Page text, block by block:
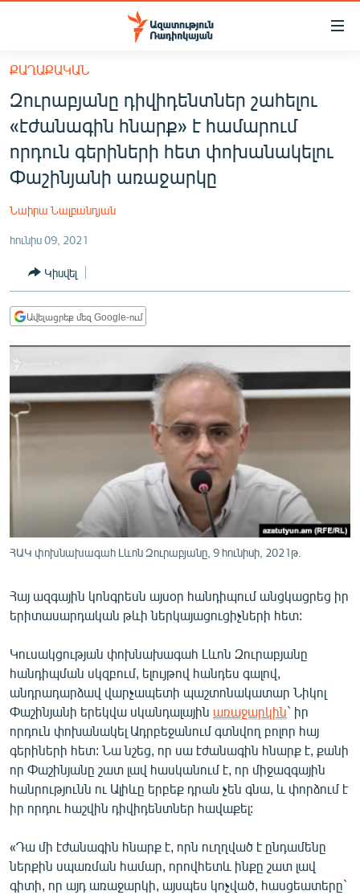
Մատչելիության
հիմնական
բովանդակությանը
Անցնել
հիմնական
մենյուին
Որոնում
ՀԱՅԱՍՏԱՆ
ՔԱՂԱՔԱԿԱՆ
ԸՆՏՐՈՒԹՅՈՒՆՆԵՐ 2026
ՊԱՏԵՐԱԶՄԻ 6 ՇԱԲԱԹՆԵՐԸ
ՏԱՐԱԾԱՇՐՋԱՆ
ՄԻՋԱԶԳԱՅԻՆ
ՄՇԱԿՈՒՅԹ
ՍՊՈՐՏ
ՏՏ ԵՒ ԻՆՏԵՐՆԵՏ
ԿՈՐՈՆԱՎԻՐՈՒՍ
ԱՐԽԻՎ
ԲԱՆԱՎԵՃ
ՓՈԴՔԱՍԹ
Հայերեն
English
Русский
ՀԵՏԵՎԵՔ ՄԵԶ
ՔԱՂԱՔԱԿԱՆ
Զուրաբյանը դիվիդենտներ շահելու
«էժանագին հնարք» է համարում
որդուն գերիների հետ փոխանակելու
Փաշինյանի առաջարկը
Նաիրա Նալբանդյան
հունիս 09, 2021
Կիսվել
Ավելացրեք մեզ Google-ում
ՀԱԿ փոխնախագահ Լևոն Զուրաբյանը, 9 հունիսի, 2021թ.
Հայ ազգային կոնգրեսն այսօր հանդիպում անցկացրեց իր
երիտասարդական թևի ներկայացուցիչների հետ:
Կուսակցության փոխնախագահ Լևոն Զուրաբյանը
հանդիպման սկզբում, ելույթով հանդես գալով,
անդրադարձավ վարչապետի պաշտոնակատար Նիկոլ
Փաշինյանի երեկվա սկանդալային առաջարկին` իր
որդուն փոխանակել Ադրբեջանում գտնվող բոլոր հայ
գերիների հետ: Նա նշեց, որ սա էժանագին հնարք է, քանի
որ Փաշինյանը շատ լավ հասկանում է, որ միջազգային
հանրությունն ու Ալիևը երբեք դրան չեն գնա, և փորձում է
իր որդու հաշվին դիվիդենտներ հավաքել:
«Դա մի էժանագին հնարք է, որն ուղղված է ընդամենը
ներքին սպառման համար, որովհետև ինքը շատ լավ
գիտի, որ այդ առաջարկի, այսպես կոչված, հասցեատերը`